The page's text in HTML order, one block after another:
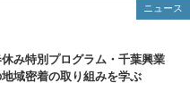
ニュース
み特別プログラム・千葉興業
域密着の取り組みを学ぶ